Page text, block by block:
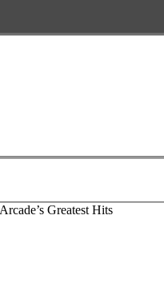
Greatest Hits